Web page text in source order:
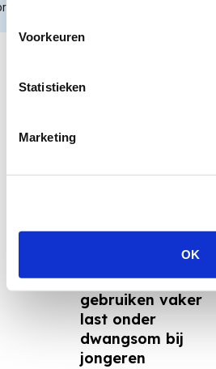
Voorkeuren
Statistieken
Marketing
OK
Gemeenten
gebruiken vaker
last onder
dwangsom bij
jongeren
12-minners,